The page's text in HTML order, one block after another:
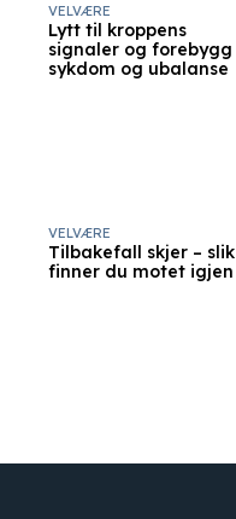
Lytt til kroppens
signaler og forebygg
sykdom og ubalanse
VELVÆRE
Tilbakefall skjer – slik
finner du motet igjen
VELVÆRE